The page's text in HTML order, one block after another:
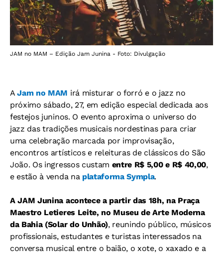
JAM no MAM – Edição Jam Junina - Foto: Divulgação
AJam no MAM irá misturar o forró e o jazz no
próximo sábado, 27, em edição especial dedicada aos
festejos juninos. O evento aproxima o universo do
jazz das tradições musicais nordestinas para criar
uma celebração marcada por improvisação,
encontros artísticos e releituras de clássicos do São
João. Os ingressos custam entre R$ 5,00 e R$ 40,00,
e estão à venda na plataforma Sympla.
A JAM Junina acontece a partir das 18h, na Praça
Maestro Letieres Leite, no Museu de Arte Moderna
da Bahia (Solar do Unhão), reunindo público, músicos
profissionais, estudantes e turistas interessados na
conversa musical entre o baião, o xote, o xaxado e a